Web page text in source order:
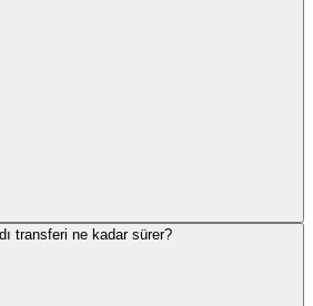
transferi ne kadar sürer?